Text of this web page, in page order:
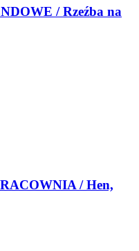
/ Rzeźba na
/ Hen,